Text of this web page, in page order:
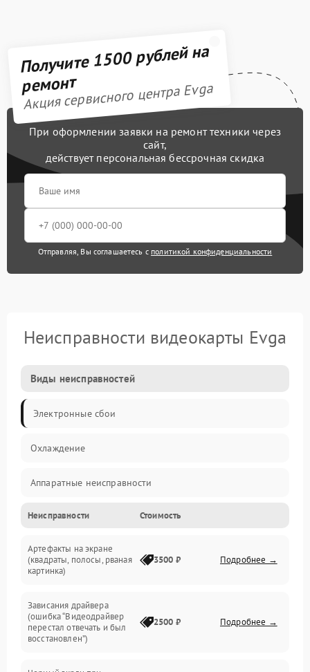
Получите 1500 рублей на
ремонт
Акция сервисного центра Evga
При оформлении заявки на ремонт техники через
сайт,
действует персональная бессрочная скидка
Отправляя, Вы соглашаетесь с политикой конфиденциальности
Неисправности видеокарты Evga
Виды неисправностей
Электронные сбои
Охлаждение
Аппаратные неисправности
Перегрев и термопроблемы
Видео
Интерфейсные и коммуникационные проблемы
Неисправности Стоимость
Артефакты на экране
(квадраты, полосы, рваная
картинка)
3500 ₽ Подробнее →
Зависания драйвера
(ошибка “Видеодрайвер
перестал отвечать и был
восстановлен”)
2500 ₽ Подробнее →